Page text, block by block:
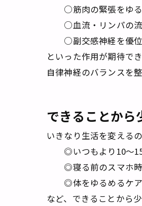
○筋肉の緊張をゆる
○血流・リンパの流
○副交感神経を優位
といった作用が期待でき
自律神経のバランスを
できることから
いきなり生活を変える
◎いつもより10〜15
◎寝る前のスマホ時
◎体をゆるめるケア
など、できることから